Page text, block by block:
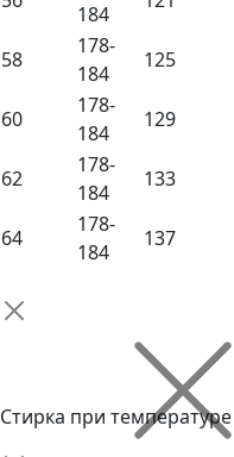
184
58
178-
184
125
60
178-
184
129
62
178-
184
133
64
178-
184
137
Стирка при